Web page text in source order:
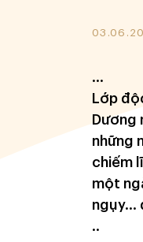
...
Lớp
Dương
những
chiếm
một
ngụy…
..